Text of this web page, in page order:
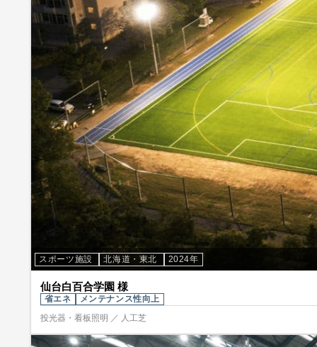
スポーツ施設 北海道・東北 2024年
仙台白百合学園 様
省エネ
メンテナンス性向上
投光器・看板照明 ／ 人工芝